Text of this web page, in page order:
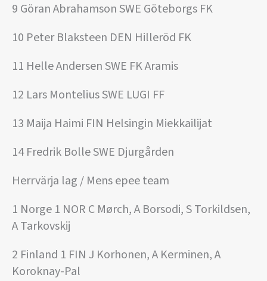
9 Göran Abrahamson SWE Göteborgs FK
10 Peter Blaksteen DEN Hilleröd FK
11 Helle Andersen SWE FK Aramis
12 Lars Montelius SWE LUGI FF
13 Maija Haimi FIN Helsingin Miekkailijat
14 Fredrik Bolle SWE Djurgården
Herrvärja lag / Mens epee team
1 Norge 1 NOR C Mørch, A Borsodi, S Torkildsen,
A Tarkovskij
2 Finland 1 FIN J Korhonen, A Kerminen, A
Koroknay-Pal